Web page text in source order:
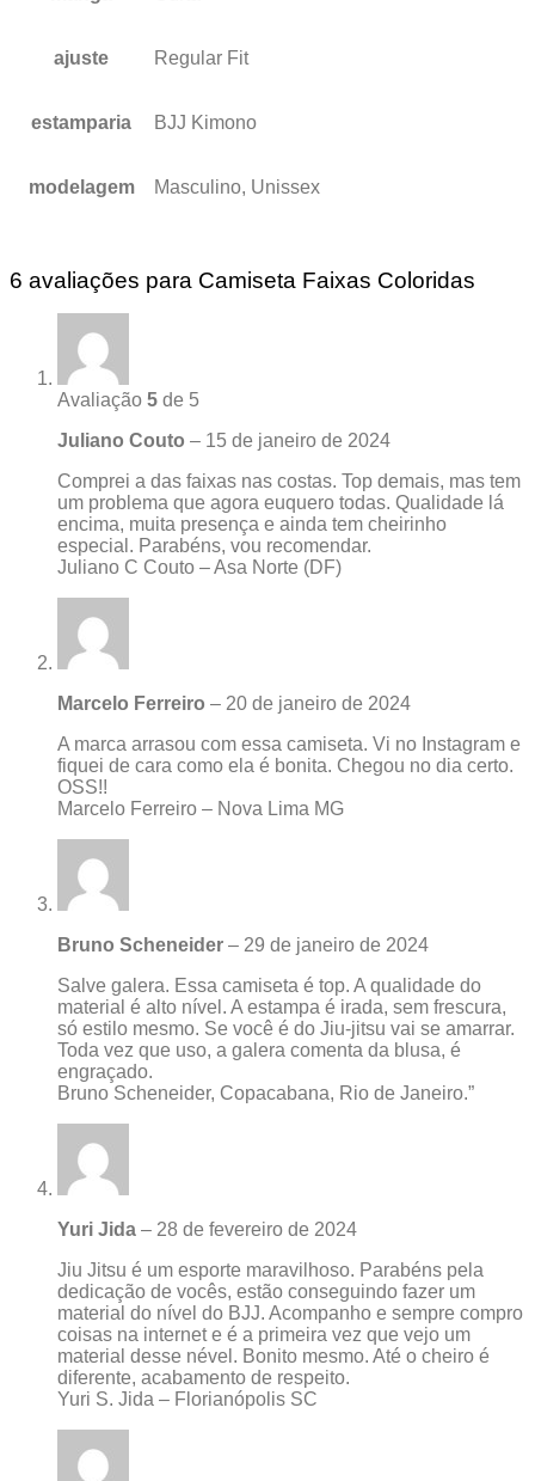
ajuste Regular Fit
estamparia BJJ Kimono
modelagem Masculino, Unissex
6 avaliações para Camiseta Faixas Coloridas
Avaliação 5 de 5
Juliano Couto – 15 de janeiro de 2024
Comprei a das faixas nas costas. Top demais, mas tem
um problema que agora euquero todas. Qualidade lá
encima, muita presença e ainda tem cheirinho
especial. Parabéns, vou recomendar.
Juliano C Couto – Asa Norte (DF)
Marcelo Ferreiro – 20 de janeiro de 2024
A marca arrasou com essa camiseta. Vi no Instagram e
fiquei de cara como ela é bonita. Chegou no dia certo.
OSS!!
Marcelo Ferreiro – Nova Lima MG
Bruno Scheneider – 29 de janeiro de 2024
Salve galera. Essa camiseta é top. A qualidade do
material é alto nível. A estampa é irada, sem frescura,
só estilo mesmo. Se você é do Jiu-jitsu vai se amarrar.
Toda vez que uso, a galera comenta da blusa, é
engraçado.
Bruno Scheneider, Copacabana, Rio de Janeiro.”
Yuri Jida – 28 de fevereiro de 2024
Jiu Jitsu é um esporte maravilhoso. Parabéns pela
dedicação de vocês, estão conseguindo fazer um
material do nível do BJJ. Acompanho e sempre compro
coisas na internet e é a primeira vez que vejo um
material desse nével. Bonito mesmo. Até o cheiro é
diferente, acabamento de respeito.
Yuri S. Jida – Florianópolis SC